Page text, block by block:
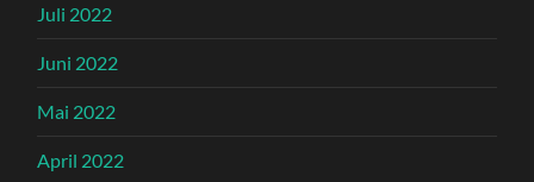
Juli 2022
Juni 2022
Mai 2022
April 2022